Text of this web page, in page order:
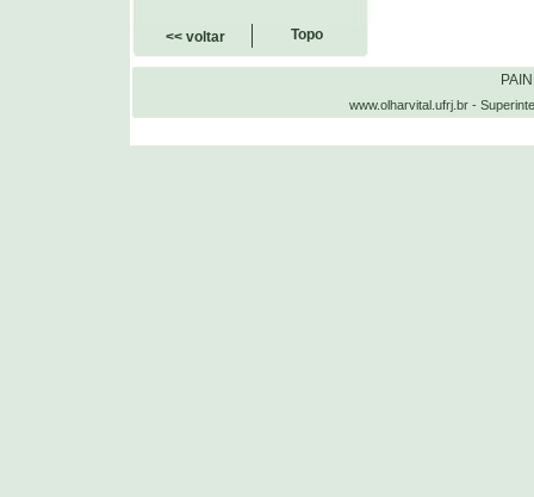
<< voltar Topo
www.olharvital.ufrj.br -